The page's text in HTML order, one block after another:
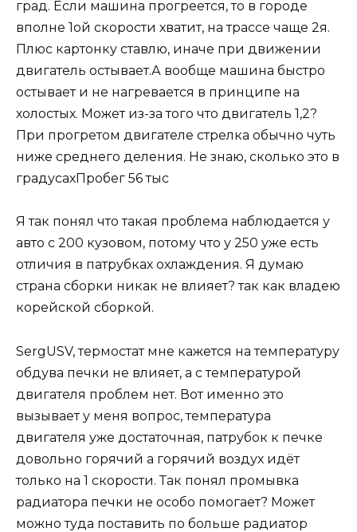
град. Если машина прогреется, то в городе
вполне 1ой скорости хватит, на трассе чаще 2я.
Плюс картонку ставлю, иначе при движении
двигатель остывает.А вообще машина быстро
остывает и не нагревается в принципе на
холостых. Может из-за того что двигатель 1,2?
При прогретом двигателе стрелка обычно чуть
ниже среднего деления. Не знаю, сколько это в
градусахПробег 56 тыс
Я так понял что такая проблема наблюдается у
авто с 200 кузовом, потому что у 250 уже есть
отличия в патрубках охлаждения. Я думаю
страна сборки никак не влияет? так как владею
корейской сборкой.
SergUSV, термостат мне кажется на температуру
обдува печки не влияет, а с температурой
двигателя проблем нет. Вот именно это
вызывает у меня вопрос, температура
двигателя уже достаточная, патрубок к печке
довольно горячий а горячий воздух идёт
только на 1 скорости. Так понял промывка
радиатора печки не особо помогает? Может
можно туда поставить по больше радиатор